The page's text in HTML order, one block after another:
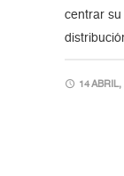
centrar
14 ABRIL,